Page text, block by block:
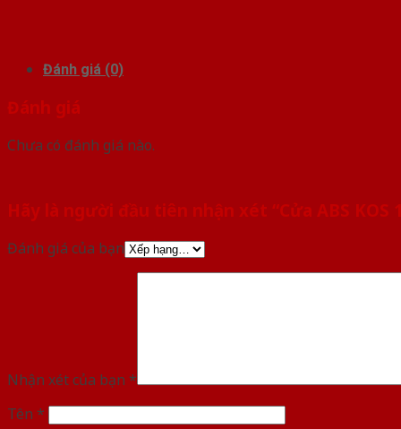
Đánh giá (0)
Đánh giá
Chưa có đánh giá nào.
Hãy là người đầu tiên nhận xét “Cửa ABS KOS
Đánh giá của bạn
Nhận xét của bạn *
Tên *